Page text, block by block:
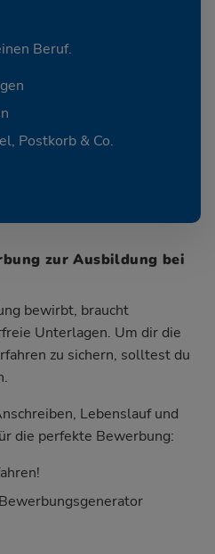
Beruf.
Postkorb & Co.
zur Ausbildung bei
bewirbt, braucht
Unterlagen. Um dir die
zu sichern, solltest du
Lebenslauf und
die perfekte Bewerbung: